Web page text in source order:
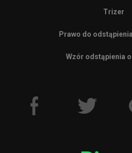
Trizer
Prawo do
Wzór odstąpienia